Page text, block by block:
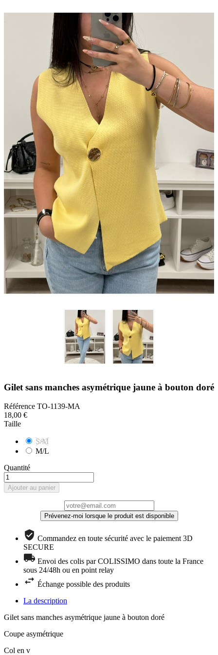
Gilet sans manches asymétrique jaune à bouton doré
Référence TO-1139-MA
18,00 €
Taille
S/M
M/L
Quantité
Ajouter au panier
Prévenez-moi lorsque le produit est disponible
Commandez en toute sécurité avec le paiement 3D
SECURE
Envoi des colis par COLISSIMO dans toute la France
sous 24/48h ou en point relay
Échange possible des produits
La description
Gilet sans manches asymétrique jaune à bouton doré
Coupe asymétrique
Col en v